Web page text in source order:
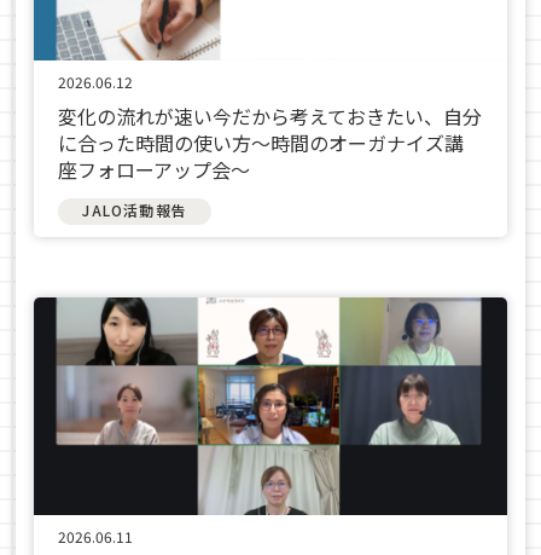
2026.06.12
変化の流れが速い今だから考えておきたい、自分
に合った時間の使い方〜時間のオーガナイズ講
座フォローアップ会〜
JALO活動報告
2026.06.11